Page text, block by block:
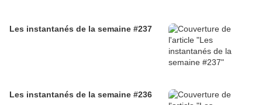
Les instantanés de la semaine #237
Les instantanés de la semaine #236